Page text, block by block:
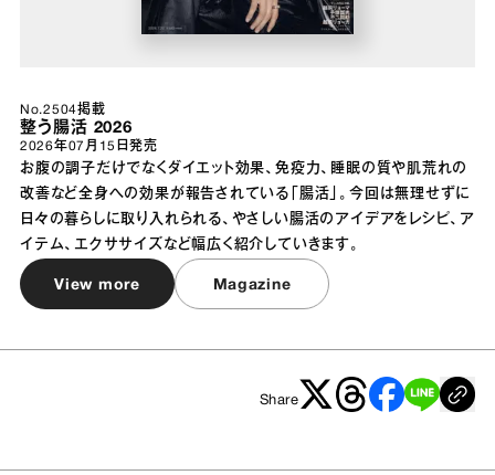
No.2504掲載
整う腸活 2026
2026年07月15日 発売
お腹の調子だけでなくダイエット効果、免疫力、睡眠の質や肌荒れの
改善など全身への効果が報告されている「腸活」。今回は無理せずに
日々の暮らしに取り入れられる、やさしい腸活のアイデアをレシピ、ア
イテム、エクササイズなど幅広く紹介していきます。
View more Magazine
Share